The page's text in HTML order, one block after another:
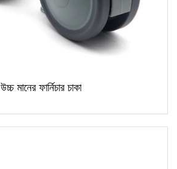
উচ্চ মানের ফার্নিচার চাকা